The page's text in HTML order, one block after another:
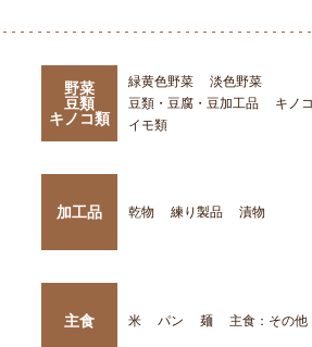
野菜
豆類
キノコ類
緑黄色野菜
淡色野菜
豆類・豆腐・豆加工品
キノ
イモ類
加工品 乾物 練り製品 漬物
主食 米 パン 麺 主食：その他